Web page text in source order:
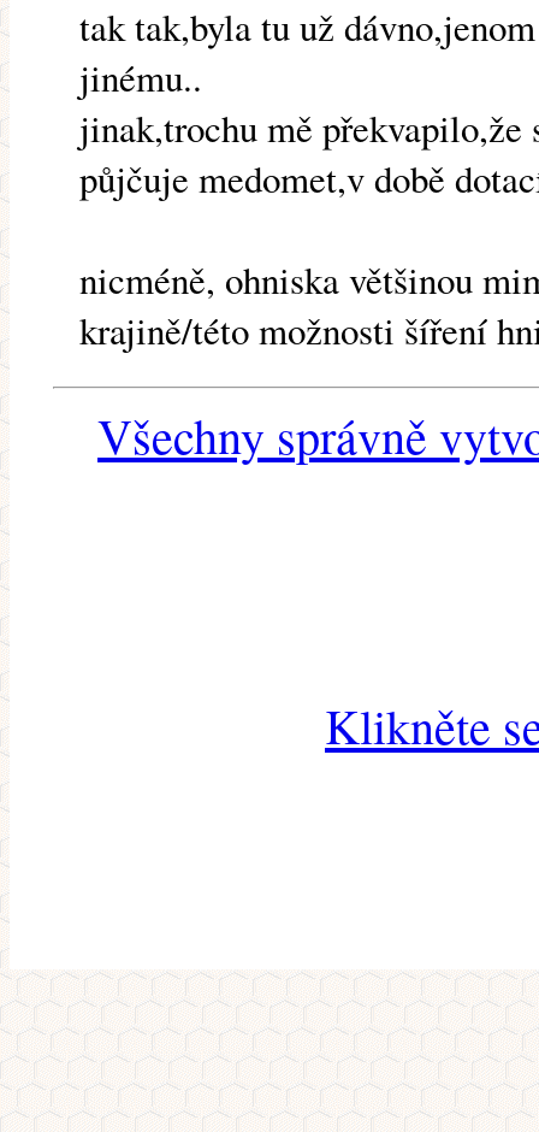
tak tak,byla tu už
jinému..
jinak,trochu mě překvapilo,že
půjčuje medomet,v době
nicméně, ohniska většinou
krajině/této možnosti šíření
Všechny správně
Klikněte